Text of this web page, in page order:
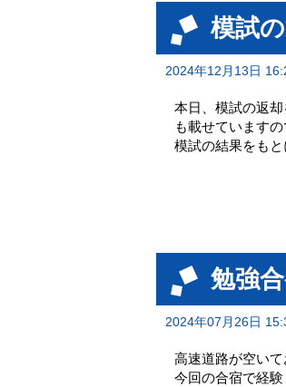
模試
2024年12月13日
本日、模試の返
も載せています
模試の結果をも
勉強
2024年07月26日
高速道路が空い
今回の合宿で経